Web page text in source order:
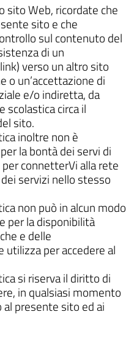
sito Web, ricordate che
sito e che
sul contenuto del
di un
verso un altro sito
o un’accettazione di
e/o indiretta, da
circa il
sito.
inoltre non è
la bontà dei servi di
connetterVi alla rete
servizi nello stesso
non può in alcun modo
per la disponibilità
e delle
utilizza per accedere al
si riserva il diritto di
in qualsiasi momento
al presente sito ed ai